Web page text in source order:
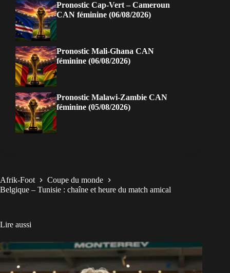
Pronostic Cap-Vert – Cameroun
CAN féminine (06/08/2026)
Pronostic Mali-Ghana CAN
féminine (06/08/2026)
Pronostic Malawi-Zambie CAN
féminine (05/08/2026)
Afrik-Foot
Coupe du monde
Belgique – Tunisie : chaîne et heure du match amical
Lire aussi